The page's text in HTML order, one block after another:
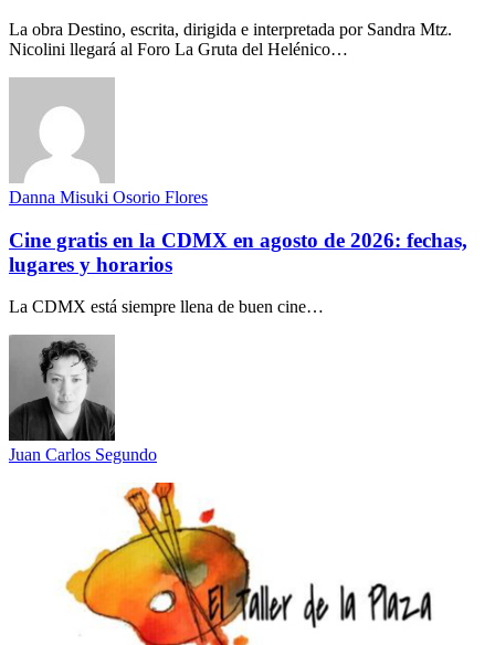
La obra Destino, escrita, dirigida e interpretada por Sandra Mtz.
Nicolini llegará al Foro La Gruta del Helénico…
Danna Misuki Osorio Flores
Cine gratis en la CDMX en agosto de 2026: fechas,
lugares y horarios
La CDMX está siempre llena de buen cine…
Juan Carlos Segundo